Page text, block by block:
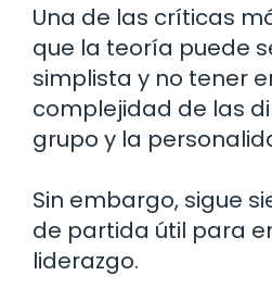
Una de las críticas
que la teoría puede
simplista y no tener
complejidad de las
grupo y la
Sin embargo, sigue
de partida útil para
liderazgo.